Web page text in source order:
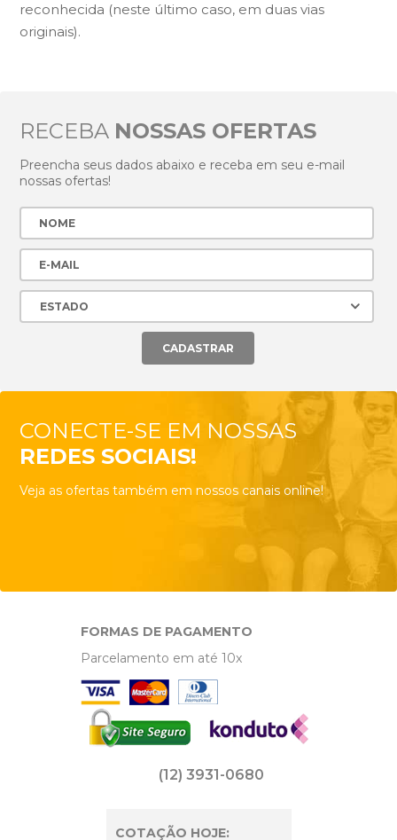
reconhecida (neste último caso, em duas vias
originais).
RECEBA NOSSAS OFERTAS
Preencha seus dados abaixo e receba em seu e-mail
nossas ofertas!
CONECTE-SE EM NOSSAS
REDES SOCIAIS!
Veja as ofertas também em nossos canais online!
FORMAS DE PAGAMENTO
Parcelamento em até 10x
(12) 3931-0680
COTAÇÃO HOJE: